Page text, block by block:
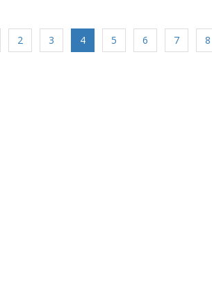
2 3 4(current)
5 6 7 8